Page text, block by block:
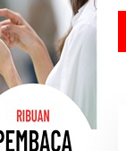
o
n
t
e
n